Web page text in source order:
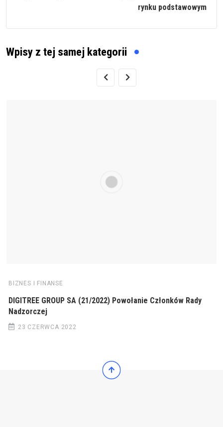
rynku podstawowym
Wpisy z tej samej kategorii
BIZNES I FINANSE
DIGITREE GROUP SA (21/2022) Powołanie Członków Rady
Nadzorczej
23 CZERWCA 2022